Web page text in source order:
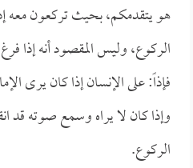
هو يتقدمكم، بحيث تركعون معه
الركوع، وليس المقصود أنه إذا
فإذاً: على الإنسان إذا كان يرى
وإذا كان لا يراه وسمع صوته قد
الركوع.